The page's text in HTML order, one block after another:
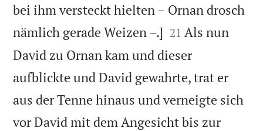
bei ihm versteckt hielten – Ornan drosch
nämlich gerade Weizen –.] 

21 Als nun
David zu Ornan kam und dieser
aufblickte und David gewahrte, trat er
aus der Tenne hinaus und verneigte sich
vor David mit dem Angesicht bis zur